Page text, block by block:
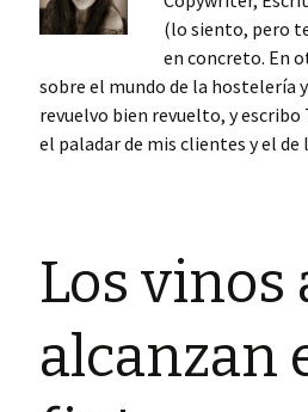
(lo siento, pero te
en concreto. En
sobre el mundo de la hostelería
revuelvo bien revuelto, y
el paladar de mis clientes y el de
Los
alcanzan